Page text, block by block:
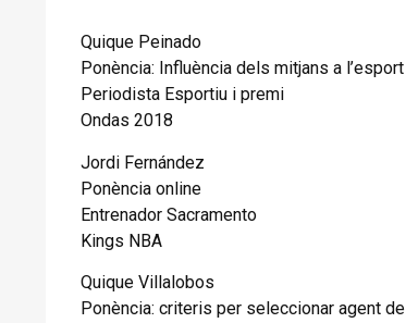
Quique Peinado
Ponència: Influència dels mitjans a l’esport
Periodista Esportiu i premi
Ondas 2018
Jordi Fernández
Ponència online
Entrenador Sacramento
Kings NBA
Quique Villalobos
Ponència: criteris per seleccionar agent de